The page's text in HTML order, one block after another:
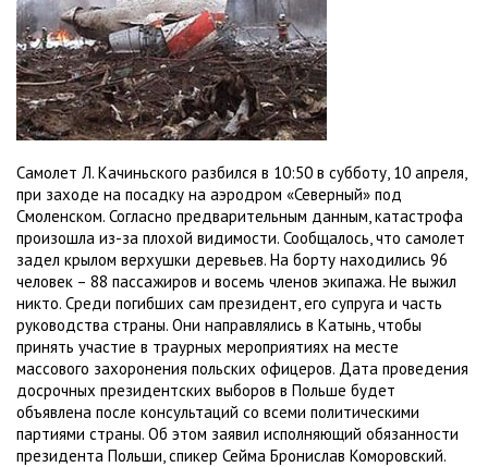
Самолет Л. Качиньского разбился в 10:50 в субботу, 10 апреля,
при заходе на посадку на аэродром «Северный» под
Смоленском. Согласно предварительным данным, катастрофа
произошла из-за плохой видимости. Сообщалось, что самолет
задел крылом верхушки деревьев. На борту находились 96
человек – 88 пассажиров и восемь членов экипажа. Не выжил
никто. Среди погибших сам президент, его супруга и часть
руководства страны. Они направлялись в Катынь, чтобы
принять участие в траурных мероприятиях на месте
массового захоронения польских офицеров. Дата проведения
досрочных президентских выборов в Польше будет
объявлена после консультаций со всеми политическими
партиями страны. Об этом заявил исполняющий обязанности
президента Польши, спикер Сейма Бронислав Коморовский.